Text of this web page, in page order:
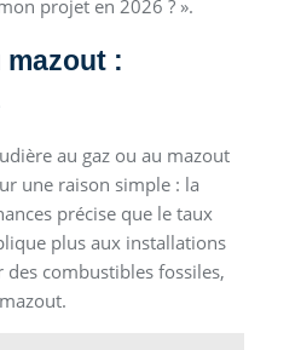
projet en 2026 ? ».
mazout :
au gaz ou au mazout
une raison simple : la
précise que le taux
plus aux installations
combustibles fossiles,